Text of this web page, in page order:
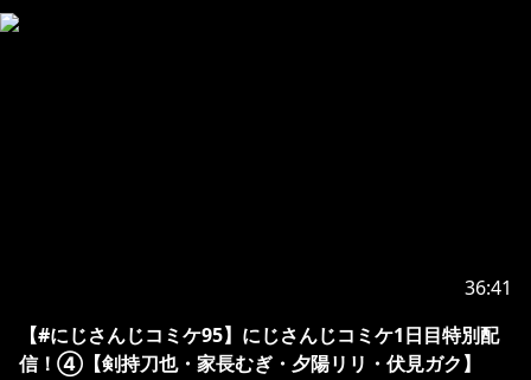
36:41
【#にじさんじコミケ95】にじさんじコミケ1日目特別配
信！④【剣持刀也・家長むぎ・夕陽リリ・伏見ガク】